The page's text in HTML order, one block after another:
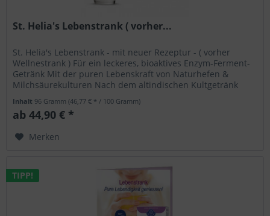
St. Helia's Lebenstrank ( vorher...
St. Helia's Lebenstrank - mit neuer Rezeptur - ( vorher
Wellnestrank ) Für ein leckeres, bioaktives Enzym-Ferment-
Getränk Mit der puren Lebenskraft von Naturhefen &
Milchsäurekulturen Nach dem altindischen Kultgetränk
Inhalt 96 Gramm(46,77 € * / 100 Gramm)
ab 44,90 € *
Merken
TIPP!